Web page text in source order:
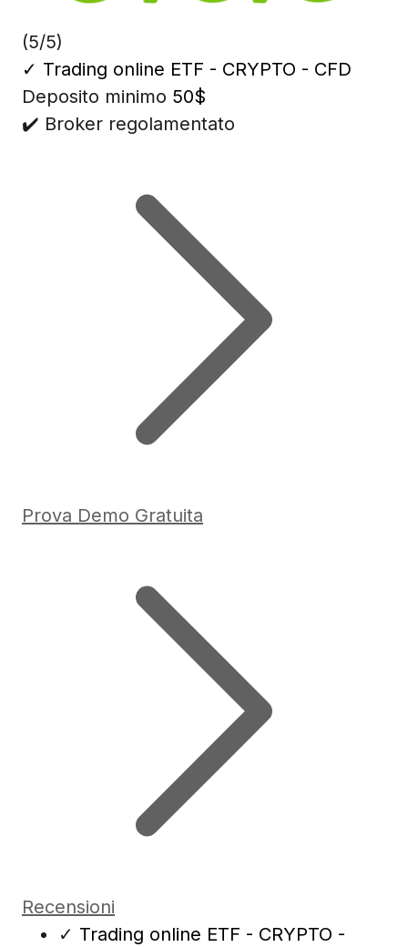
(5/5)
✓ Trading online ETF - CRYPTO - CFD
Deposito minimo 50$
✔️ Broker regolamentato
Prova Demo Gratuita
Recensioni
✓ Trading online ETF - CRYPTO -